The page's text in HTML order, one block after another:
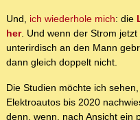
Und, ich wiederhole mich: die
her. Und wenn der Strom
unterirdisch an den Mann
dann gleich doppelt nicht.
Die Studien möchte ich
Elektroautos bis 2020
denn, wenn, nach Ansicht ein